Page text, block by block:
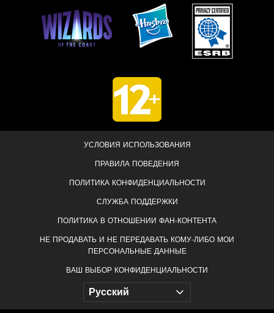
УСЛОВИЯ ИСПОЛЬЗОВАНИЯ
ПРАВИЛА ПОВЕДЕНИЯ
ПОЛИТИКА КОНФИДЕНЦИАЛЬНОСТИ
СЛУЖБА ПОДДЕРЖКИ
ПОЛИТИКА В ОТНОШЕНИИ ФАН-КОНТЕНТА
НЕ ПРОДАВАТЬ И НЕ ПЕРЕДАВАТЬ КОМУ-ЛИБО МОИ
ПЕРСОНАЛЬНЫЕ ДАННЫЕ
ВАШ ВЫБОР КОНФИДЕНЦИАЛЬНОСТИ